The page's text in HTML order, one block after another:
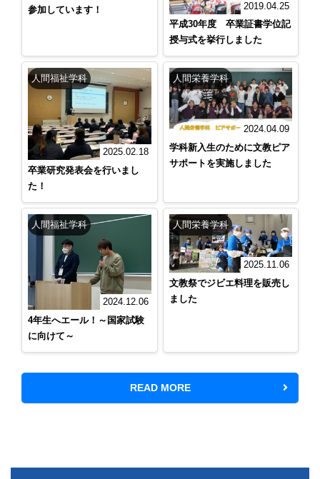
参加しています！
2019.04.25
平成30年度 卒業証書学位記
授与式を挙行しました
人間福祉学科
2025.02.18
卒業研究発表会を行いまし
た！
人間栄養学科
2024.04.09
学科新入生のために文教ピア
サポートを実施しました
人間福祉学科
2024.12.06
4年生へエール！～国家試験
に向けて～
人間栄養学科
2025.11.06
文教祭でジビエ料理を販売し
ました
READ MORE